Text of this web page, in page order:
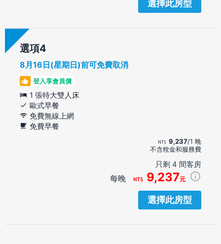
選擇此房型
選項
8月16日(星期日)前可免費取消
登入享會員價
1 張特大雙人床
歐式早餐
免費無線上網
免費早餐
9,237/1 晚
不含稅金和服務費
只剩 4 間客房
每晚 9,237元
選擇此房型